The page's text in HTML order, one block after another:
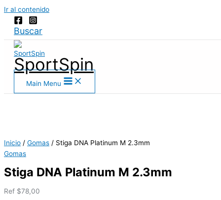
Ir al contenido
Buscar
SportSpin
Main Menu
Inicio / Gomas / Stiga DNA Platinum M 2.3mm
Gomas
Stiga DNA Platinum M 2.3mm
Ref $78,00